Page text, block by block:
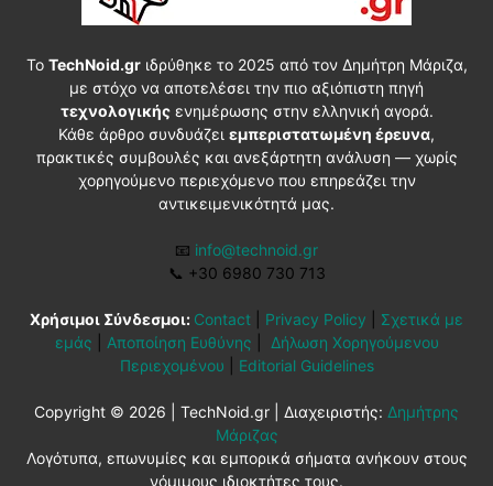
Το TechNoid.grιδρύθηκε το 2025 από τον Δημήτρη Μάριζα,
με στόχο να αποτελέσει την πιο αξιόπιστη πηγή
τεχνολογικήςενημέρωσης στην ελληνική αγορά.
Κάθε άρθρο συνδυάζει εμπεριστατωμένη έρευνα,
πρακτικές συμβουλές και ανεξάρτητη ανάλυση — χωρίς
χορηγούμενο περιεχόμενο που επηρεάζει την
αντικειμενικότητά μας.
📧 info@technoid.gr
📞 +30 6980 730 713
Χρήσιμοι Σύνδεσμοι: Contact Privacy Policy
Σχετικά με
εμάς
Αποποίηση Ευθύνης
Δήλωση Χορηγούμενου
Περιεχομένου
Editorial Guidelines
Copyright © 2026 | TechNoid.gr | Διαχειριστής: Δημήτρης
Μάριζας
Λογότυπα, επωνυμίες και εμπορικά σήματα ανήκουν στους
νόμιμους ιδιοκτήτες τους.